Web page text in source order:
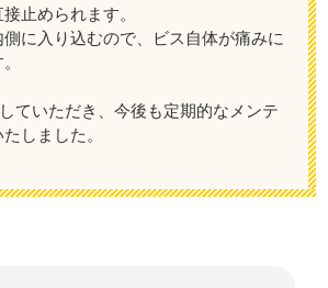
止められます。
に入り込むので、ビス自体が痛みに
ていただき、今後も定期的なメンテ
しました。